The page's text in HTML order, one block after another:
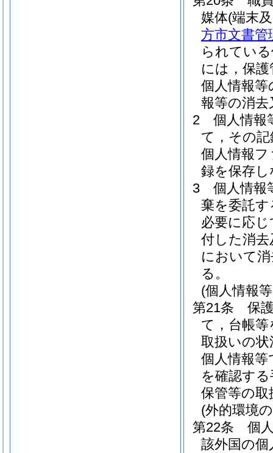
媒体(端末
方市文書管
られてい
には，保
個人情報
報等の消
2
個人情報
て，その
個人情報
録を保存
3
個人情報
棄を委託す
必要に応
付した消
において
る。
(個人情報
第21条
保
て，台帳
取扱いの
個人情報
を確認す
保管等の
(外的環境
第22条
個
該外国の